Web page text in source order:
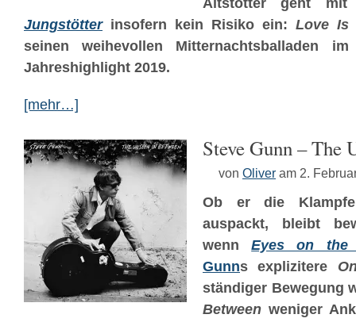
Altstötter geht mit
Jungstötterinsofern kein Risiko ein: Love Is
seinen weihevollen Mitternachtsballaden
Jahreshighlight 2019.
[mehr…]
Steve Gunn – The
von Oliver am 2.
Ob er die
auspackt, bleibt
wennEyes on the
Gunns explizitere
ständiger Bewegung
Between weniger